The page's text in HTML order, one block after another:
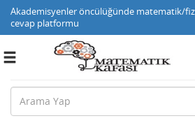
Akademisyenler öncülüğünde matematik/
cevap platformu
Toggle